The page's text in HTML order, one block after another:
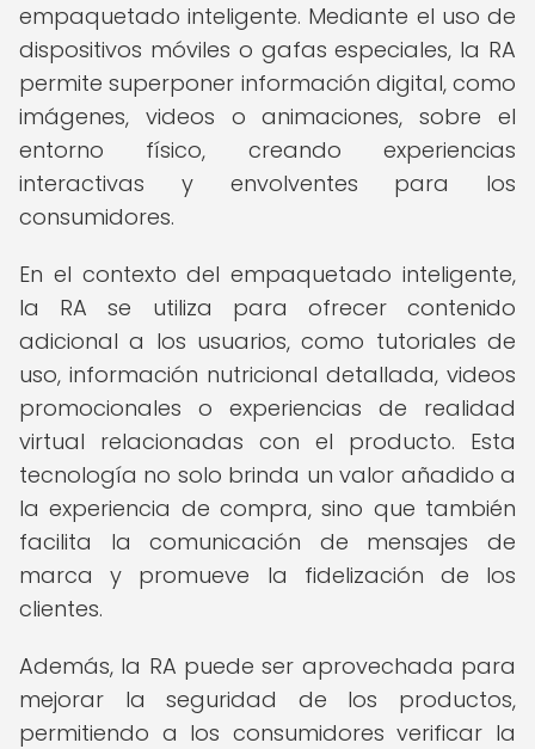
empaquetado inteligente. Mediante el uso de
dispositivos móviles o gafas especiales, la RA
permite superponer información digital, como
imágenes, videos o animaciones, sobre el
entorno físico, creando experiencias
interactivas y envolventes para los
consumidores.
En el contexto del empaquetado inteligente,
la RA se utiliza para ofrecer contenido
adicional a los usuarios, como tutoriales de
uso, información nutricional detallada, videos
promocionales o experiencias de realidad
virtual relacionadas con el producto. Esta
tecnología no solo brinda un valor añadido a
la experiencia de compra, sino que también
facilita la comunicación de mensajes de
marca y promueve la fidelización de los
clientes.
Además, la RA puede ser aprovechada para
mejorar la seguridad de los productos,
permitiendo a los consumidores verificar la